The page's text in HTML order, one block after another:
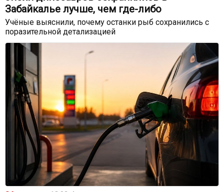
Забайкалье лучше, чем где-либо
Учёные выяснили, почему останки рыб сохранились с
поразительной детализацией